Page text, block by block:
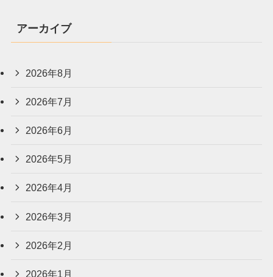
アーカイブ
2026年8月
2026年7月
2026年6月
2026年5月
2026年4月
2026年3月
2026年2月
2026年1月